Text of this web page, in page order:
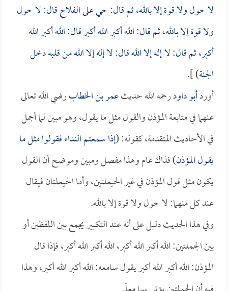
لا حول ولا قوة إلا بالله، ثم قال: حي على الفلاح قال: لا حول
ولا قوة إلا بالله، ثم قال: الله أكبر الله أكبر قال: الله أكبر الله
أكبر، ثم قال: لا إله إلا الله قال: لا إله إلا الله من قلبه دخل
الجنة) ].
أوردأبو داودرحمه الله حديثعمر بن الخطابرضي الله تعالى
عنهما في متابعة المؤذن والقول مثل ما يقول، وهو مبين لما أجمل
في الأحاديث المتقدمة، كقوله: (إذا سمعتم النداء فقولوا مثل ما
يقول المؤذن) فذاك عام وهذا مفصل ومبين وموضح أن القول
يكون مثل قول المؤذن في غير الحيعلتين، وأما الحيعلتان فيقال
عند كل منهما: لا حول ولا قوة إلا بالله.
وفي هذا الحديث دليل على أنه عند التكبير يجمع بين اللفظين أو
بين الجملتين: الله أكبر الله أكبر، الله أكبر الله أكبر، فإذا قال
المؤذن: الله أكبر الله أكبر يقول سامعه: الله أكبر الله أكبر، وهذا